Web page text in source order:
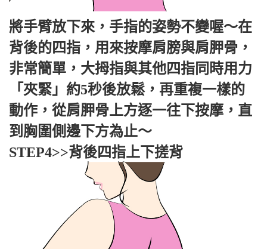
將手臂放下來，手指的姿勢不變喔～在
背後的四指，用來按摩肩膀與肩胛骨，
非常簡單，大拇指與其他四指同時用力
「夾緊」約5秒後放鬆，再重複一樣的
動作，從肩胛骨上方逐一往下按摩，直
到胸圍側邊下方為止～
STEP4>>背後四指上下搓背